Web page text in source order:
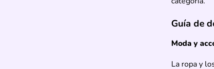
Guía de
Moda y
La ropa y